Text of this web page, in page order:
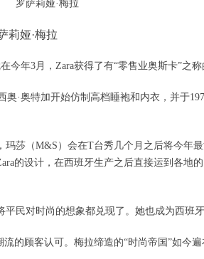
莉娅·梅拉
今年3月，Zara获得了有“零售业奥斯卡”之称
·奥特加开始仿制高档睡袍和内衣，并于
莎（M&S）会在T台秀几个月之后将今年
的设计，在西班牙生产之后直接运到各地
民对时尚的想象都兑现了。她也成为西班
的顾客认可。梅拉缔造的“时尚帝国”如今